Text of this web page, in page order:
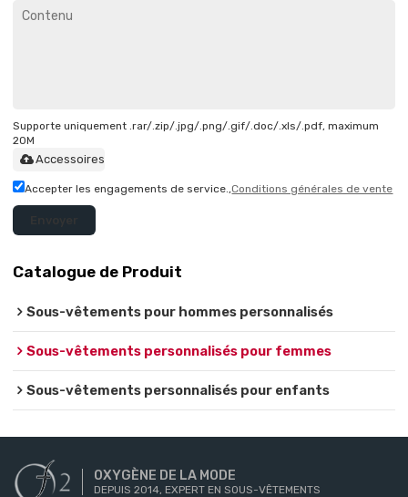
Supporte uniquement .rar/.zip/.jpg/.png/.gif/.doc/.xls/.pdf, maximum
20M
Accessoires
Accepter les engagements de service.,Conditions générales de vente
Catalogue de Produit
Sous-vêtements pour hommes personnalisés
Sous-vêtements personnalisés pour femmes
Sous-vêtements personnalisés pour enfants
OXYGÈNE DE LA MODE
DEPUIS 2014, EXPERT EN SOUS-VÊTEMENTS